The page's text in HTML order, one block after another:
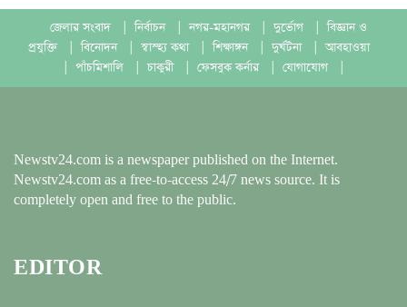
জেলার সংবাদ নির্বাচন নগর-মহানগর দুর্ভোগ
বিজ্ঞান ও
প্রযুক্তি
বিনোদন স্বাস্হ্য কথা শিক্ষাঙ্গন দুর্ঘটনা
আবহাওয়া
পাঁচমিশালি চাকুরী ফেসবুক কর্নার যোগাযোগ
Newstv24.com is a newspaper published on the Internet.
Newstv24.com as a free-to-access 24/7 news source. It is
completely open and free to the public.
EDITOR